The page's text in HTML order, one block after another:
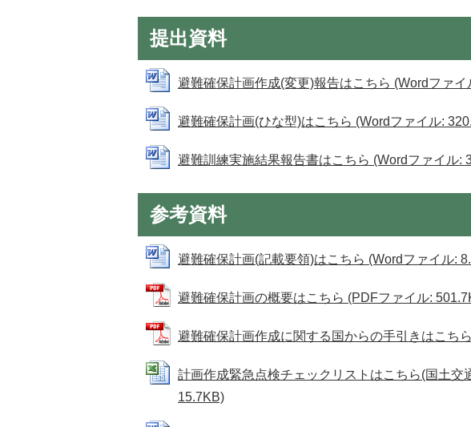
提出資料
避難確保計画作成(変更)報告はこちら (Wordファイ
避難確保計画(ひな型)はこちら (Wordファイル:
避難訓練実施結果報告書はこちら (Wordファイル:
参考資料
避難確保計画(記載要領)はこちら (Wordファイル:
避難確保計画の概要はこちら (PDFファイル:
避難確保計画作成に関する国からの手引きはこち
計画作成緊急点検チェックリストはこちら(国土交
15.7KB)